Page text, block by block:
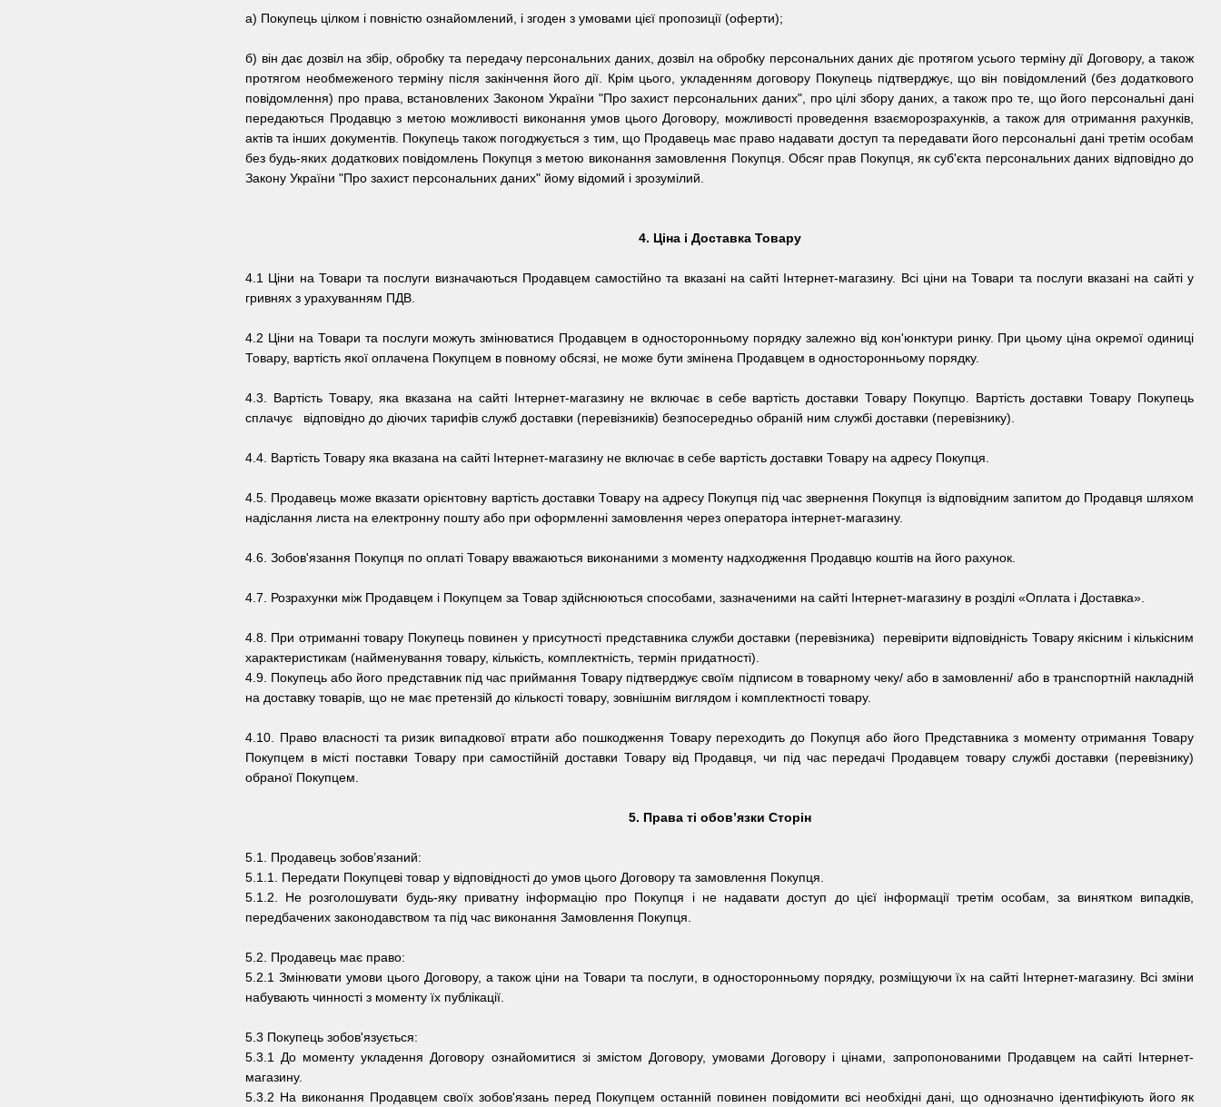
а) Покупець цілком і повністю ознайомлений, і згоден з умовами цієї пропозиції (оферти);
б) він дає дозвіл на збір, обробку та передачу персональних даних, дозвіл на обробку персональних даних діє протягом усього терміну дії Договору, а також
протягом необмеженого терміну після закінчення його дії.
Крім цього, укладенням договору Покупець підтверджує, що він повідомлений (без додаткового
повідомлення) про права, встановлених Законом України "Про захист персональних даних", про цілі збору даних, а також про те, що його персональні дані
передаються Продавцю з метою можливості виконання умов цього Договору, можливості проведення взаєморозрахунків, а також для отримання рахунків,
актів та інших документів. Покупець також погоджується з тим, що Продавець має право надавати доступ та передавати його персональні дані третім особам
без будь-яких додаткових повідомлень Покупця з метою виконання замовлення Покупця. Обсяг прав Покупця, як суб'єкта персональних даних відповідно до
Закону України "Про захист персональних даних" йому відомий і зрозумілий.
4. Ціна і Доставка Товару
4.1 Ціни на Товари та послуги визначаються Продавцем самостійно та вказані на сайті Інтернет-магазину. Всі ціни на Товари та послуги вказані на сайті у
гривнях з урахуванням ПДВ.
4.2 Ціни на Товари та послуги можуть змінюватися Продавцем в односторонньому порядку залежно від кон'юнктури ринку. При цьому ціна окремої одиниці
Товару, вартість якої оплачена Покупцем в повному обсязі, не може бути змінена Продавцем в односторонньому порядку.
4.3. Вартість Товару, яка вказана на сайті Інтернет-магазину не включає в себе вартість доставки Товару Покупцю. Вартість доставки Товару Покупець
сплачує відповідно до діючих тарифів служб доставки (перевізників) безпосередньо обраній ним службі доставки (перевізнику).
4.4. Вартість Товару яка вказана на сайті Інтернет-магазину не включає в себе вартість доставки Товару на адресу Покупця.
4.5. Продавець може вказати орієнтовну вартість доставки Товару на адресу Покупця під час звернення Покупця із відповідним запитом до Продавця шляхом
надіслання листа на електронну пошту або при оформленні замовлення через оператора інтернет-магазину.
4.6. Зобов'язання Покупця по оплаті Товару вважаються виконаними з моменту надходження Продавцю коштів на його рахунок.
4.7. Розрахунки між Продавцем і Покупцем за Товар здійснюються способами, зазначеними на сайті Інтернет-магазину в розділі «Оплата і Доставка».
4.8. При отриманні товару Покупець повинен у присутності представника служби доставки (перевізника) перевірити відповідність Товару якісним і кількісним
характеристикам (найменування товару, кількість, комплектність, термін придатності).
4.9. Покупець або його представник під час приймання Товару підтверджує своїм підписом в товарному чеку/ або в замовленні/ або в транспортній накладній
на доставку товарів, що не має претензій до кількості товару, зовнішнім виглядом і комплектності товару.
4.10. Право власності та ризик випадкової втрати або пошкодження Товару переходить до Покупця або його Представника з моменту отримання Товару
Покупцем в місті поставки Товару при самостійній доставки Товару від Продавця, чи під час передачі Продавцем товару службі доставки (перевізнику)
обраної Покупцем.
5. Права ті обов’язки Сторін
5.1. Продавець зобов’язаний:
5.1.1. Передати Покупцеві товар у відповідності до умов цього Договору та замовлення Покупця.
5.1.2. Не розголошувати будь-яку приватну інформацію про Покупця і не надавати доступ до цієї інформації третім особам, за винятком випадків,
передбачених законодавством та під час виконання Замовлення Покупця.
5.2. Продавець має право:
5.2.1 Змінювати умови цього Договору, а також ціни на Товари та послуги, в односторонньому порядку, розміщуючи їх на сайті Інтернет-магазину. Всі зміни
набувають чинності з моменту їх публікації.
5.3 Покупець зобов'язується:
5.3.1 До моменту укладення Договору ознайомитися зі змістом Договору, умовами Договору і цінами, запропонованими Продавцем на сайті Інтернет-
магазину.
5.3.2 На виконання Продавцем своїх зобов'язань перед Покупцем останній повинен повідомити всі необхідні дані, що однозначно ідентифікують його як